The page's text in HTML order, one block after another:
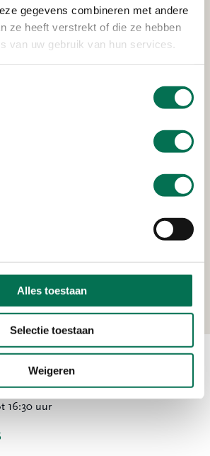
gegevens combineren met andere
ze heeft verstrekt of die ze hebben
van uw gebruik van hun services.
Alles toestaan
Selectie toestaan
Weigeren
Corporate
B.V.
Vastgoed B.V.
LC Dordrecht
16:30 uur